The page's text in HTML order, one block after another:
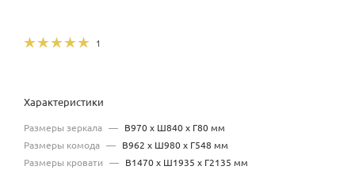
1
Характеристики
Размеры зеркала — В970 x Ш840 x Г80 мм
Размеры комода — В962 x Ш980 x Г548 мм
Размеры кровати — В1470 x Ш1935 x Г2135 мм